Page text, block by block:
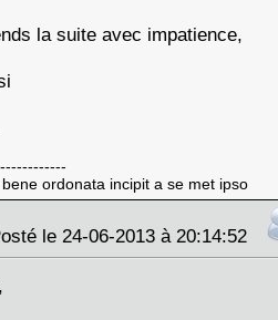
la suite avec impatience,
ordonata incipit a se met ipso
le 24-06-2013 à 20:14:52